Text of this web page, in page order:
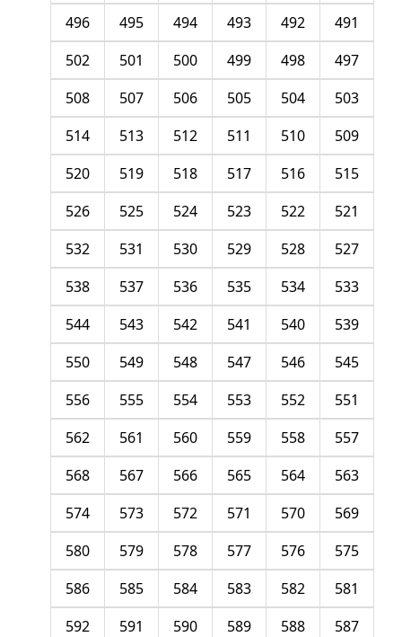
491
492
493
494
495
496
497
498
499
500
501
502
503
504
505
506
507
508
509
510
511
512
513
514
515
516
517
518
519
520
521
522
523
524
525
526
527
528
529
530
531
532
533
534
535
536
537
538
539
540
541
542
543
544
545
546
547
548
549
550
551
552
553
554
555
556
557
558
559
560
561
562
563
564
565
566
567
568
569
570
571
572
573
574
575
576
577
578
579
580
581
582
583
584
585
586
587
588
589
590
591
592